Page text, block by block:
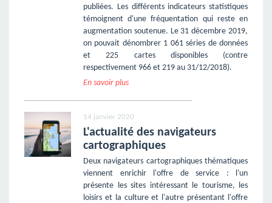
publiées. Les différents indicateurs statistiques
témoignent d'une fréquentation qui reste en
augmentation soutenue. Le 31 décembre 2019,
on pouvait dénombrer 1 061 séries de données
et 225 cartes disponibles (contre
respectivement 966 et 219 au 31/12/2018).
En savoir plus
14 janvier 2020
L'actualité des navigateurs
cartographiques
Deux navigateurs cartographiques thématiques
viennent enrichir l'offre de service : l'un
présente les sites intéressant le tourisme, les
loisirs et la culture et l'autre présentant l'offre